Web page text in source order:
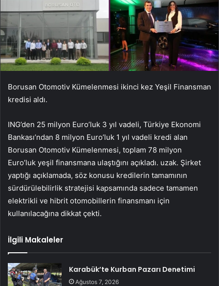
Borusan Otomotiv Kümelenmesi ikinci kez Yeşil Finansman
kredisi aldı.
ING’den 25 milyon Euro’luk 3 yıl vadeli, Türkiye Ekonomi
Bankası’ndan 8 milyon Euro’luk 1 yıl vadeli kredi alan
Borusan Otomotiv Kümelenmesi, toplam 78 milyon
Euro’luk yeşil finansmana ulaştığını açıkladı. uzak. Şirket
yaptığı açıklamada, söz konusu kredilerin tamamının
sürdürülebilirlik stratejisi kapsamında sadece tamamen
elektrikli ve hibrit otomobillerin finansmanı için
kullanılacağına dikkat çekti.
İlgili Makaleler
Karabük’te Kurban Pazarı Denetimi
Ağustos 7, 2026